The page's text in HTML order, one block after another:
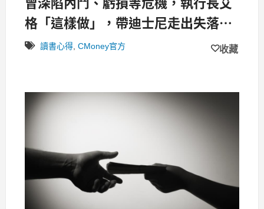
格「這樣做」，帶迪士尼走出失落的
十年 ！
讀書心得 CMoney官方 收藏